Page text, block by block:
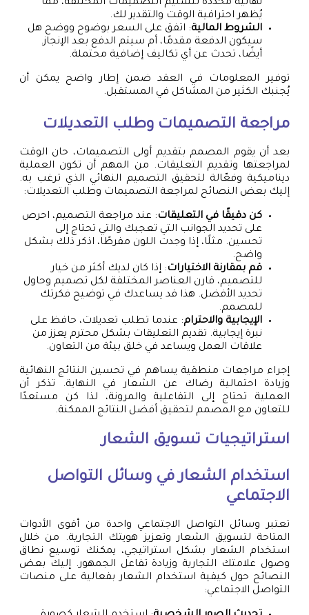
نهائية محددة لتسليم التصميمات المختلفة، مما
يُظهر احترافية الوقت والتقدير لك.
الشروط المالية: اتفق على السعر بوضوح ووضح هل
سيكون الدفعة مقدمًا، أم سيتم الدفع بعد الإنجاز.
أيضًا، تحدث عن أي تكاليف إضافية محتملة.
توفير المعلومات في العقد ضمن إطار واضح يمكن أن
يُجنبك الكثير من المشاكل في المستقبل.
مراجعة التصميمات وطلب التعديلات
بعد أن يقوم المصمم بتقديم أولى التصميمات، حان الوقت
لمراجعتها وتقديم التعليقات. من المهم أن تكون العملية
ديناميكية وفعّالة لتحقيق التصميم النهائي الذي ترغب به.
إليك بعض النصائح لمراجعة التصميمات وطلب التعديلات:
كن دقيقًا في التعليقات: عند مراجعة التصميم، احرص
على تحديد الجوانب التي تعجبك والتي تحتاج إلى
تحسين. مثلًا، إذا وجدت اللون مفرطًا، اذكر ذلك بشكل
واضح.
قم بمقارنة الاختيارات: إذا كان لديك أكثر من خيار
للتصميم، قارن العناصر المختلفة لكل تصميم وحاول
تحديد الأفضل. هذا قد يساعدك في توضيح فكرتك
للمصمم.
الإيجابية والاحترام: عندما تطلب تعديلات، حافظ على
نبرة إيجابية. تقديم التعليقات بشكل محترم يعزز من
علاقات العمل ويساعد في خلق بيئة من التعاون.
إجراء مراجعات منطقية يساهم في تحسين النتائج النهائية
وزيادة احتمالية رضاك عن الشعار في النهاية. تذكر أن
العملية تحتاج إلى التفاعلية والمرونة، لذا كن مستعدًا
للتعاون مع المصمم لتحقيق أفضل النتائج الممكنة.
استراتيجيات تسويق الشعار
استخدام الشعار في وسائل التواصل
الاجتماعي
تعتبر وسائل التواصل الاجتماعي واحدة من أقوى الأدوات
المتاحة لتسويق الشعار وتعزيز هويتك التجارية. من خلال
استخدام الشعار بشكل استراتيجي، يمكنك توسيع نطاق
وصول علامتك التجارية وزيادة تفاعل الجمهور. إليك بعض
النصائح حول كيفية استخدام الشعار بفعالية على منصات
التواصل الاجتماعي: